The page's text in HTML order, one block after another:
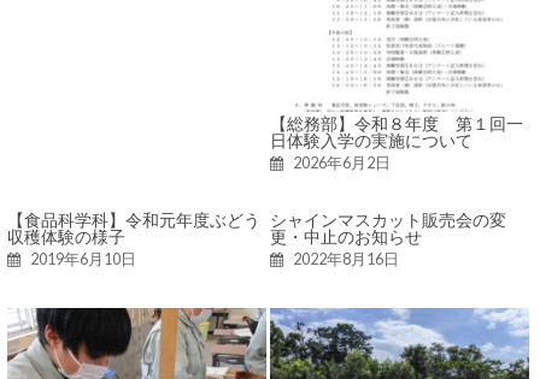
【総務部】令和８年度 第１回一
日体験入学の実施について
2026年6月2日
【食品科学科】令和元年度ぶどう
収穫体験の様子
2019年6月10日
シャインマスカット販売会の変
更・中止のお知らせ
2022年8月16日